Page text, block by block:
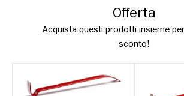
Offerta
Acquista questi prodotti insieme
sconto!